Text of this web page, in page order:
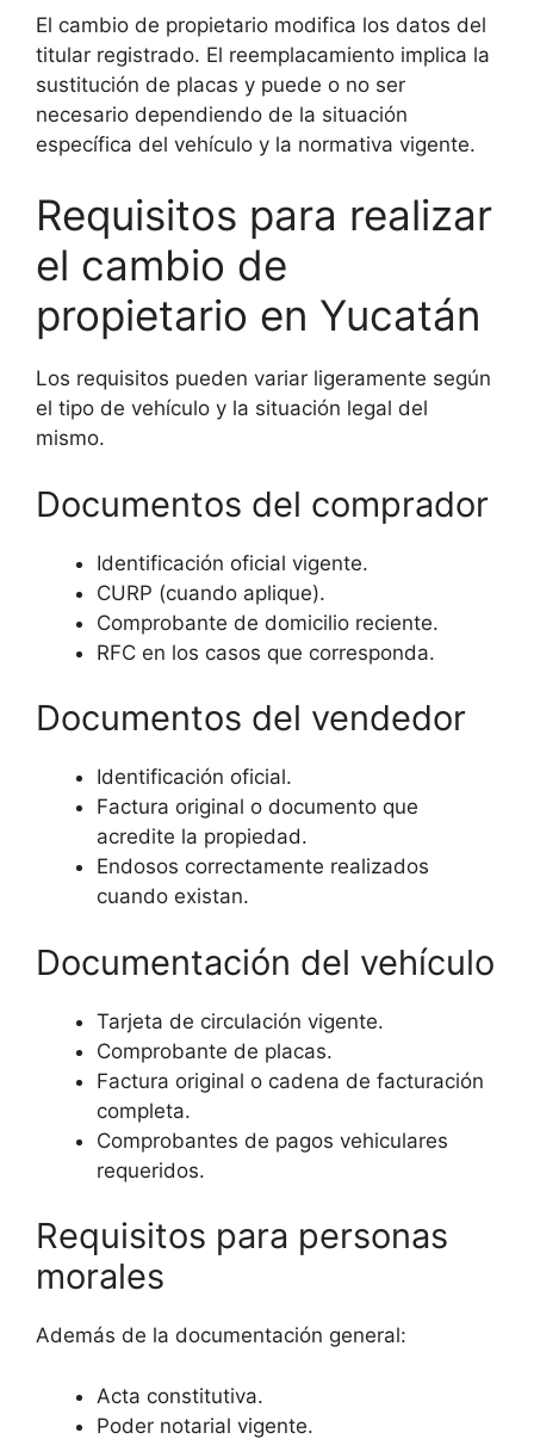
El cambio de propietario modifica los datos del
titular registrado. El reemplacamiento implica la
sustitución de placas y puede o no ser
necesario dependiendo de la situación
específica del vehículo y la normativa vigente.
Requisitos para realizar
el cambio de
propietario en Yucatán
Los requisitos pueden variar ligeramente según
el tipo de vehículo y la situación legal del
mismo.
Documentos del comprador
Identificación oficial vigente.
CURP (cuando aplique).
Comprobante de domicilio reciente.
RFC en los casos que corresponda.
Documentos del vendedor
Identificación oficial.
Factura original o documento que
acredite la propiedad.
Endosos correctamente realizados
cuando existan.
Documentación del vehículo
Tarjeta de circulación vigente.
Comprobante de placas.
Factura original o cadena de facturación
completa.
Comprobantes de pagos vehiculares
requeridos.
Requisitos para personas
morales
Además de la documentación general:
Acta constitutiva.
Poder notarial vigente.